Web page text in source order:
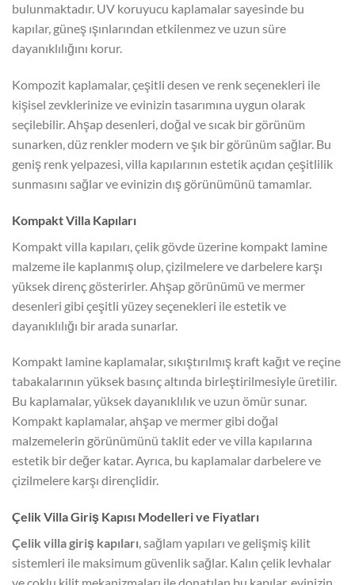
bulunmaktadır. UV koruyucu kaplamalar sayesinde bu
kapılar, güneş ışınlarından etkilenmez ve uzun süre
dayanıklılığını korur.
Kompozit kaplamalar, çeşitli desen ve renk seçenekleri ile
kişisel zevklerinize ve evinizin tasarımına uygun olarak
seçilebilir. Ahşap desenleri, doğal ve sıcak bir görünüm
sunarken, düz renkler modern ve şık bir görünüm sağlar. Bu
geniş renk yelpazesi, villa kapılarının estetik açıdan çeşitlilik
sunmasını sağlar ve evinizin dış görünümünü tamamlar.
Kompakt Villa Kapıları
Kompakt villa kapıları, çelik gövde üzerine kompakt lamine
malzeme ile kaplanmış olup, çizilmelere ve darbelere karşı
yüksek direnç gösterirler. Ahşap görünümü ve mermer
desenleri gibi çeşitli yüzey seçenekleri ile estetik ve
dayanıklılığı bir arada sunarlar.
Kompakt lamine kaplamalar, sıkıştırılmış kraft kağıt ve reçine
tabakalarının yüksek basınç altında birleştirilmesiyle üretilir.
Bu kaplamalar, yüksek dayanıklılık ve uzun ömür sunar.
Kompakt kaplamalar, ahşap ve mermer gibi doğal
malzemelerin görünümünü taklit eder ve villa kapılarına
estetik bir değer katar. Ayrıca, bu kaplamalar darbelere ve
çizilmelere karşı dirençlidir.
Çelik Villa Giriş Kapısı Modelleri ve Fiyatları
Çelik villa giriş kapıları, sağlam yapıları ve gelişmiş kilit
sistemleri ile maksimum güvenlik sağlar. Kalın çelik levhalar